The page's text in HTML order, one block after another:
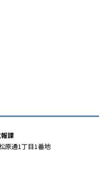
課
原通1丁目1番地